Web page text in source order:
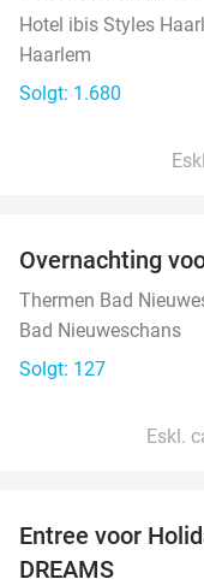
Hotel ibis Styles
Haarlem
Solgt: 1.680
Overnachting
Thermen Bad
Bad Nieuweschans
Solgt: 127
Eskl.
Entree voor
DREAMS